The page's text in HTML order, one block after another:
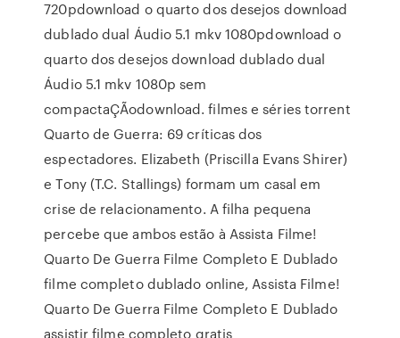
720pdownload o quarto dos desejos download
dublado dual Áudio 5.1 mkv 1080pdownload o
quarto dos desejos download dublado dual
Áudio 5.1 mkv 1080p sem
compactaÇÃodownload. filmes e séries torrent
Quarto de Guerra: 69 críticas dos
espectadores. Elizabeth (Priscilla Evans Shirer)
e Tony (T.C. Stallings) formam um casal em
crise de relacionamento. A filha pequena
percebe que ambos estão à Assista Filme!
Quarto De Guerra Filme Completo E Dublado
filme completo dublado online, Assista Filme!
Quarto De Guerra Filme Completo E Dublado
assistir filme completo gratis